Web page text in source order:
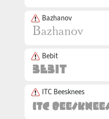
Bazhanov
Bebit
ITC Beesknees